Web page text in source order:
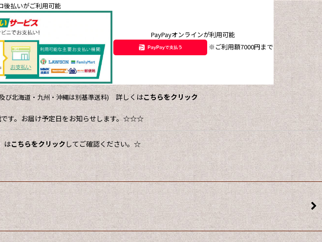
後払いがご利用可能
PayPayオンラインが利用可能
※ご利用額7000円まで
び北海道・九州・沖縄は別基準送料)詳しくはこちらをクリック
です。お届け予定日をお知らせします。☆☆☆
はこちらをクリックしてご確認ください。☆